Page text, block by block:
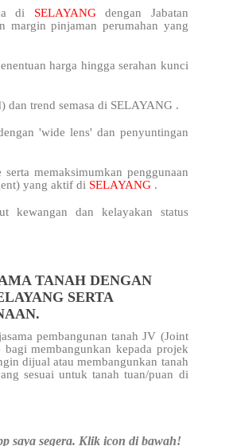
di SELAYANGdengan Jabatan
margin pinjaman perumahan yang
harga hingga serahan kunci
dan trend semasa di SELAYANG .
'wide lens' dan penyuntingan
memaksimumkan penggunaan
yang aktif di SELAYANG .
kewangan dan kelayakan status
TANAH DENGAN
SERTA
pembangunan tanah JV (Joint
bagi membangunkan kepada projek
dijual atau membangunkan tanah
sesuai untuk tanah tuan/puan di
saya segera. Klik icon di bawah!